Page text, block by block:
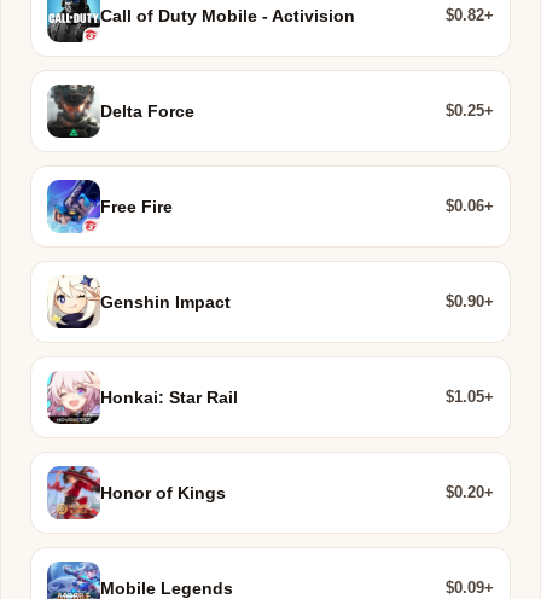
Call of Duty Mobile - Activision $0.82+
Delta Force $0.25+
Free Fire $0.06+
Genshin Impact $0.90+
Honkai: Star Rail $1.05+
Honor of Kings $0.20+
Mobile Legends $0.09+